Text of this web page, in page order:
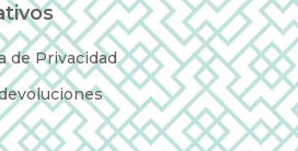
de Privacidad